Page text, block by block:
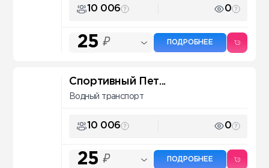
10 006 0
25 ₽ ПОДРОБНЕЕ
Спортивный Пет...
Водный транспорт
10 006 0
25 ₽ ПОДРОБНЕЕ